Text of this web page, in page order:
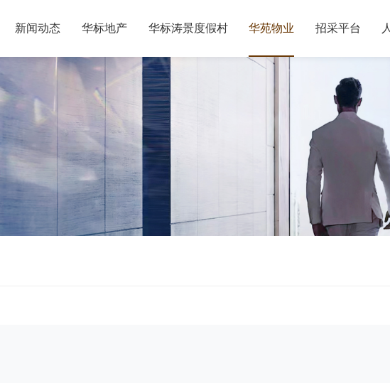
新闻动态 华标地产 华标涛景度假村 华苑物业 招采平台